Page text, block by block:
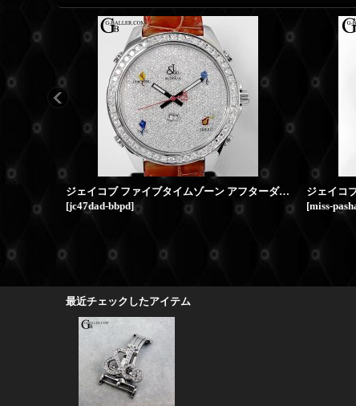
ジェイコブ ファイブタイムゾーン アフターダイヤ 47mm ベゼル バックル ダイヤ加工
[jc47dad-bbpd]
ジェイコ
[miss-
最近チェックしたアイテム